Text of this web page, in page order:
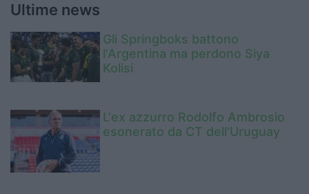
Ultime news
Gli Springboks battono
l'Argentina ma perdono Siya
Kolisi
L'ex azzurro Rodolfo Ambrosio
esonerato da CT dell'Uruguay